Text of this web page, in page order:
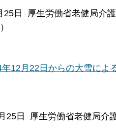
厚生労働省老健局介護保
12月22日からの大雪によ
厚生労働省老健局介護